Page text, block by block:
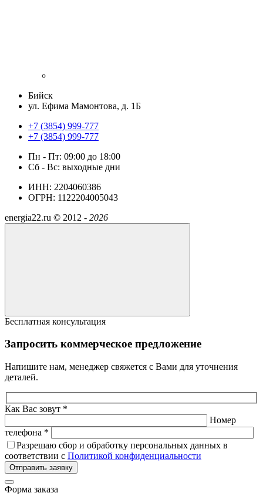
Бийск
ул. Ефима Мамонтова, д. 1Б
+7 (3854) 999-777
+7 (3854) 999-777
Пн - Пт: 09:00 до 18:00
Сб - Вс: выходные дни
ИНН: 2204060386
ОГРН: 1122204005043
energia22.ru © 2012 - 2026
Бесплатная консультация
Запросить коммерческое предложение
Напишите нам, менеджер свяжется с Вами для уточнения
деталей.
Как Вас зовут *
Номер
телефона *
Разрешаю сбор и обработку персональных данных в
соответствии с Политикой конфиденциальности
Отправить заявку
Форма заказа